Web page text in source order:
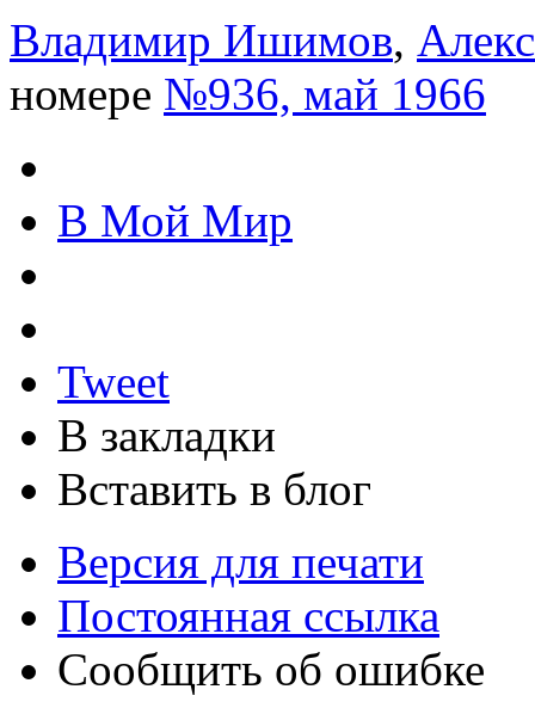
Владимир Ишимов,
номере №936, май 1966
В Мой Мир
Tweet
В закладки
Вставить в блог
Версия для печати
Постоянная ссылка
Сообщить об ошибке